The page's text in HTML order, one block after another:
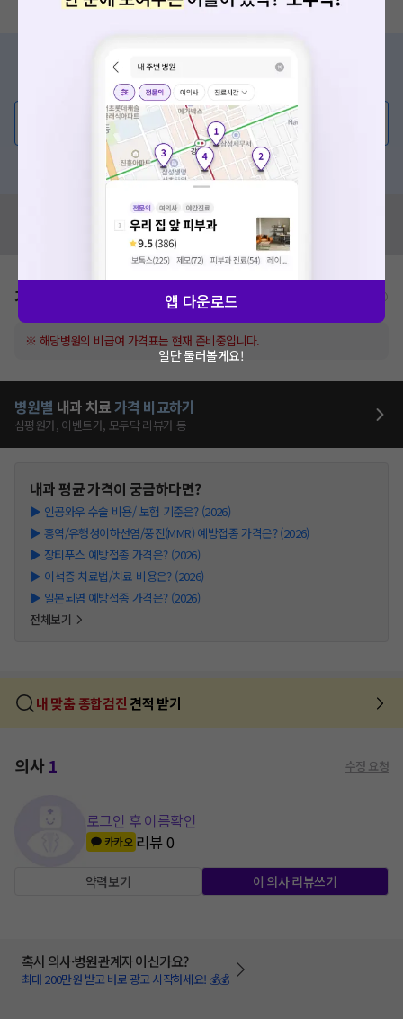
증상/치료, 궁금한 점이 있나요?
의사가 직접 답해드려요!
💬 무엇이든 물어보세요
혹은, 의료상담 서비스에 다양한 게시글 보러가기
혹시 잘못된 병원정보가 있나요?
모두닥 팀에 알려주세요!
가격표
※ 해당병원의 비급여 가격표는 현재 준비중입니다.
병원별 내과 치료가격 비교하기
심평원가, 이벤트가, 모두닥 리뷰가 등
내과평균 가격이 궁금하다면?
▶ 인공와우 수술 비용/ 보험 기준은? (2026)
▶ 홍역/유행성이하선염/풍진(MMR) 예방접종 가격은? (2026)
▶ 장티푸스 예방접종 가격은? (2026)
▶ 이석증 치료법/치료 비용은? (2026)
▶ 일본뇌염 예방접종 가격은? (2026)
전체보기
내 맞춤 종합검진 견적 받기
의사1 수정 요청
로그인 후 이름확인
카카오 리뷰0
약력보기 이 의사 리뷰쓰기
혹시 의사·병원관계자 이신가요?
최대 200만원 받고 바로 광고 시작하세요! 💰💰
앱 다운로드
일단 둘러볼게요!